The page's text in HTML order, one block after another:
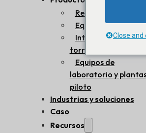
Reactores internos
Equipos de proceso
Interiores de la
torre
Equipos de
laboratorio y
piloto
Industrias y soluciones
Caso
Recursos
Close and